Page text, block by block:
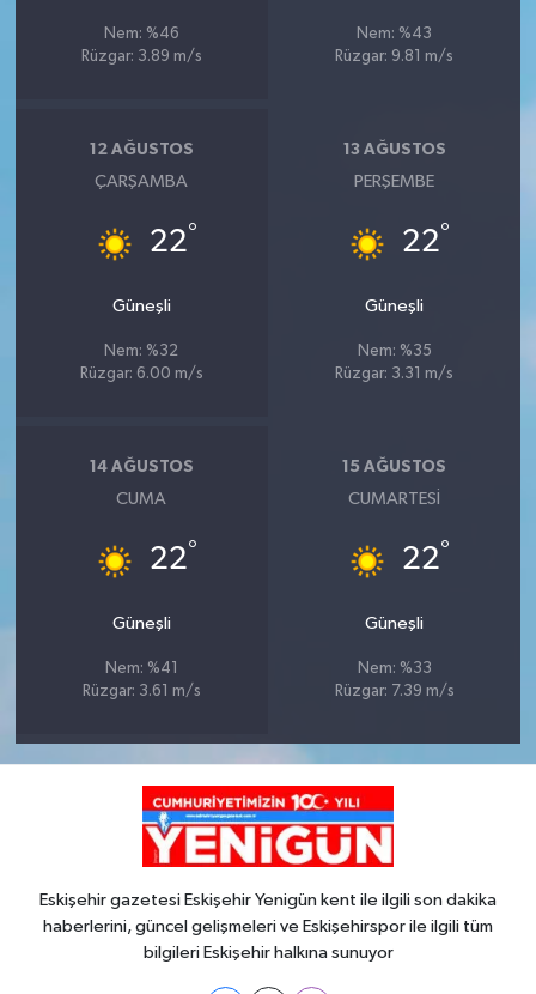
Nem: %46
Rüzgar: 3.89 m/s
Nem: %43
Rüzgar: 9.81 m/s
12 AĞUSTOS
ÇARŞAMBA
22°
Güneşli
Nem: %32
Rüzgar: 6.00 m/s
13 AĞUSTOS
PERŞEMBE
22°
Güneşli
Nem: %35
Rüzgar: 3.31 m/s
14 AĞUSTOS
CUMA
22°
Güneşli
Nem: %41
Rüzgar: 3.61 m/s
15 AĞUSTOS
CUMARTESI
22°
Güneşli
Nem: %33
Rüzgar: 7.39 m/s
Eskişehir gazetesi Eskişehir Yenigün kent ile ilgili son dakika
haberlerini, güncel gelişmeleri ve Eskişehirspor ile ilgili tüm
bilgileri Eskişehir halkına sunuyor